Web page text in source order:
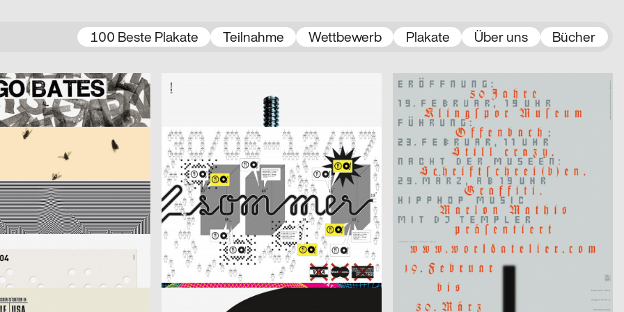
100 Beste Plakate Teilnahme Wettbewerb Plakate Über uns Bücher
CH
2003
Wyler Werbung
Vereinigung für Straßenopfer
Uwe Loesch
Fliegen ist schöner.
Spector D
2003
Illegaler Sommer – Programm 1. und 2. Woche
Factor Design AG
CH
2003
Monster&Bauchweh
2003
Richter
Monster&Bauchweh
Infotag
Sylvester
Bringolf Irion Vögeli CH
2003
Fantoche 03
D
2003
cyan (Daniela Haufe + Detlef Fiedler) cyan (Daniela Haufe + Detlef Fiedler)
2003